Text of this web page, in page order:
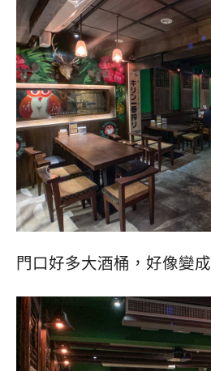
門口好多大酒桶，好像變成